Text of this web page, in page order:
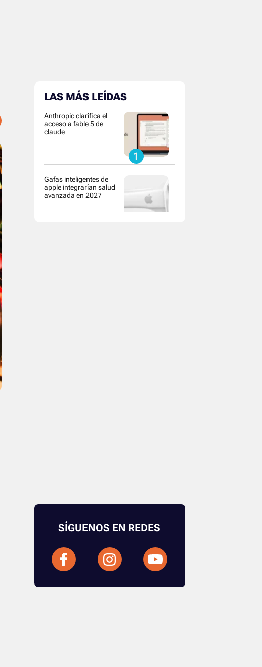
LAS MÁS LEÍDAS
Anthropic clarifica el
acceso a fable 5 de
claude
Gafas inteligentes de
apple integrarían salud
avanzada en 2027
SÍGUENOS EN REDES